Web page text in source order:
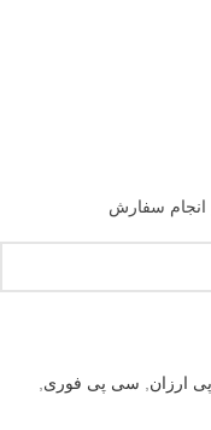
انجام سفارش
ارزان, سی پی فوری,